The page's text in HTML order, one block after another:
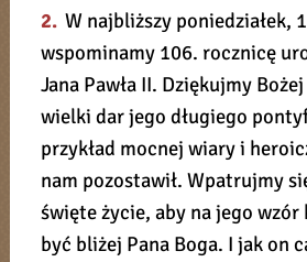
2. W najbliższy poniedziałek,
wspominamy 106. rocznicę
Jana Pawła II. Dziękujmy
wielki dar jego długiego
przykład mocnej wiary i
nam pozostawił. Wpatrujmy
święte życie, aby na jego wzór
być bliżej Pana Boga. I jak on